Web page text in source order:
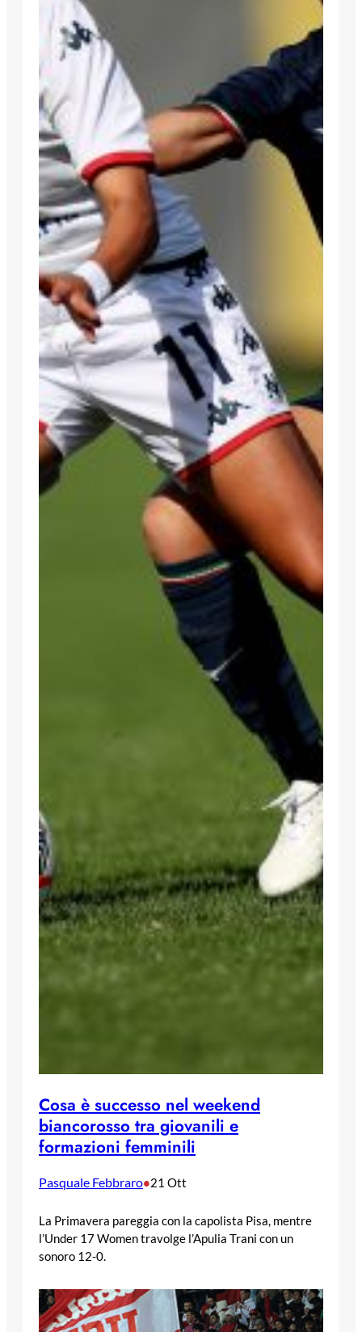
Cosa è successo nel weekend
biancorosso tra giovanili e
formazioni femminili
Pasquale Febbraro•21 Ott
La Primavera pareggia con la capolista Pisa, mentre
l’Under 17 Women travolge l’Apulia Trani con un
sonoro 12-0.